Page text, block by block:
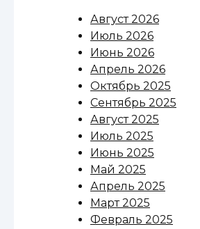
Август 2026
Июль 2026
Июнь 2026
Апрель 2026
Октябрь 2025
Сентябрь 2025
Август 2025
Июль 2025
Июнь 2025
Май 2025
Апрель 2025
Март 2025
Февраль 2025